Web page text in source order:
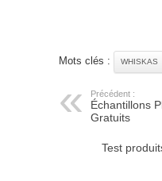
Mots clés : WHISKAS
Précédent :
Échantillons
Gratuits
Test